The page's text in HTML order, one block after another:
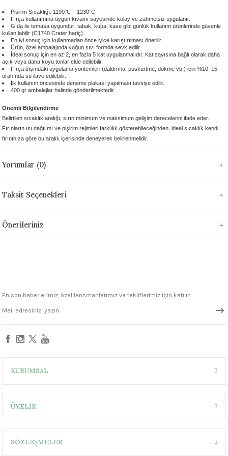
1305 °C
°C
- 1222 °C
- 1046 °C
°C
1046 °C
- 1046 °C
Pişirim Sıcaklığı: 1190°C – 1230°C
Fırça kullanımına uygun kıvamı sayesinde kolay ve zahmetsiz uygulanır.
Gıda ile temasa uygundur; tabak, kupa, kase gibi günlük kullanım ürünlerinde güvenle
kullanılabilir (C1740 Crater hariç).
En iyi sonuç için kullanmadan önce iyice karıştırılması önerilir.
Ürün, özel ambalajında yoğun sıvı formda sevk edilir.
İdeal sonuç için en az 2, en fazla 5 kat uygulanmalıdır. Kat sayısına bağlı olarak daha
açık veya daha koyu tonlar elde edilebilir.
Fırça dışındaki uygulama yöntemleri (daldırma, püskürtme, dökme vb.) için %10–15
oranında su ilave edilebilir.
İlk kullanım öncesinde deneme plakası yapılması tavsiye edilir.
400 gr ambalajlar halinde gönderilmektedir.
Önemli Bilgilendirme
Belirtilen sıcaklık aralığı, sırın minimum ve maksimum gelişim derecelerini ifade eder.
Fırınların ısı dağılımı ve pişirim rejimleri farklılık gösterebileceğinden, ideal sıcaklık kendi
fırınınıza göre bu aralık içerisinde deneyerek belirlenmelidir.
Yorumlar (0)
Taksit Seçenekleri
Önerileriniz
En son haberlerimiz, özel lansmanlarımız ve tekliflerimiz için katılın.
KURUMSAL
ÜYELİK
SÖZLEŞMELER